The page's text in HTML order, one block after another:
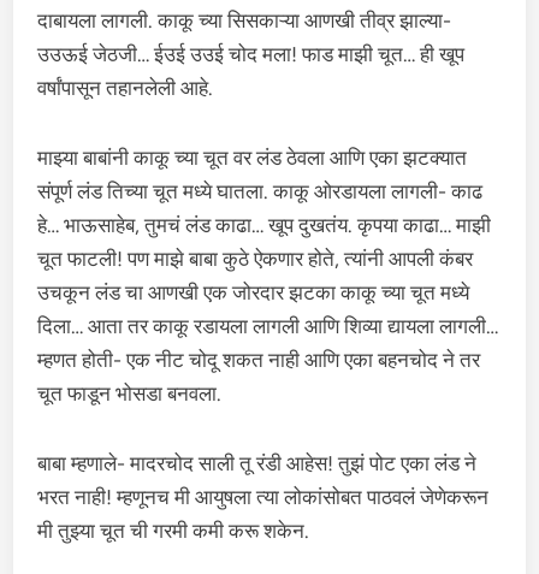
दाबायला लागली. काकू च्या सिसकाऱ्या आणखी तीव्र झाल्या-
उउऊई जेठजी… ईउई उउई चोद मला! फाड माझी चूत… ही खूप
वर्षांपासून तहानलेली आहे.
माझ्या बाबांनी काकू च्या चूत वर लंड ठेवला आणि एका झटक्यात
संपूर्ण लंड तिच्या चूत मध्ये घातला. काकू ओरडायला लागली- काढ
हे… भाऊसाहेब, तुमचं लंड काढा… खूप दुखतंय. कृपया काढा… माझी
चूत फाटली! पण माझे बाबा कुठे ऐकणार होते, त्यांनी आपली कंबर
उचकून लंड चा आणखी एक जोरदार झटका काकू च्या चूत मध्ये
दिला… आता तर काकू रडायला लागली आणि शिव्या द्यायला लागली…
म्हणत होती- एक नीट चोदू शकत नाही आणि एका बहनचोद ने तर
चूत फाडून भोसडा बनवला.
बाबा म्हणाले- मादरचोद साली तू रंडी आहेस! तुझं पोट एका लंड ने
भरत नाही! म्हणूनच मी आयुषला त्या लोकांसोबत पाठवलं जेणेकरून
मी तुझ्या चूत ची गरमी कमी करू शकेन.